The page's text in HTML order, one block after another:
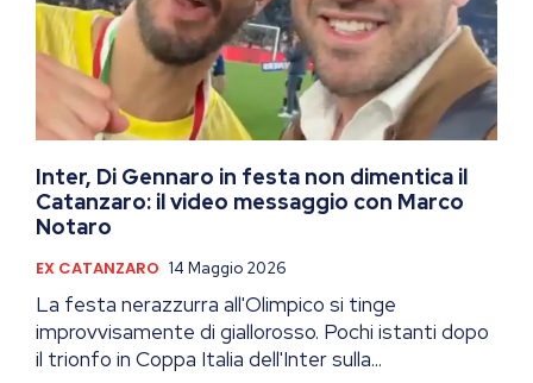
Inter, Di Gennaro in festa non dimentica il
Catanzaro: il video messaggio con Marco
Notaro
EX CATANZARO 14 Maggio 2026
La festa nerazzurra all'Olimpico si tinge
improvvisamente di giallorosso. Pochi istanti dopo
il trionfo in Coppa Italia dell'Inter sulla...